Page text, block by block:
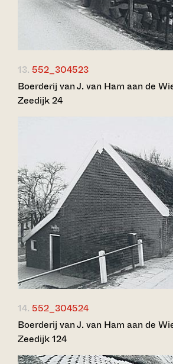
13. 552_304523
Boerderij van J. van Ham aan de
Zeedijk 24
14. 552_304524
Boerderij van J. van Ham aan de
Zeedijk 124